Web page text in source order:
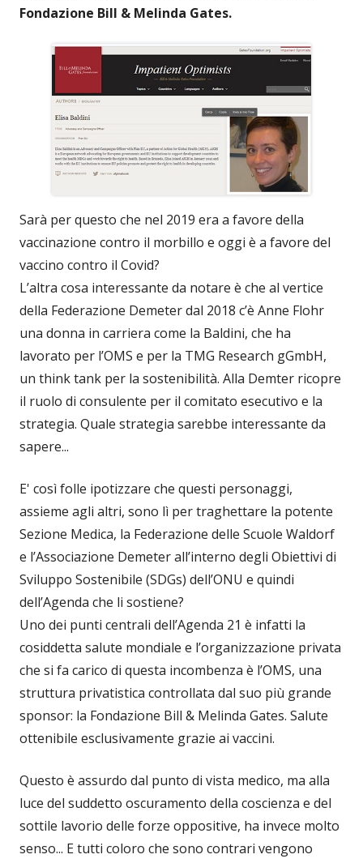
Fondazione Bill & Melinda Gates.
Sarà per questo che nel 2019 era a favore della
vaccinazione contro il morbillo e oggi è a favore del
vaccino contro il Covid?
L’altra cosa interessante da notare è che al vertice
della Federazione Demeter dal 2018 c’è Anne Flohr
una donna in carriera come la Baldini, che ha
lavorato per l’OMS e per la TMG Research gGmbH,
un think tank per la sostenibilità. Alla Demter ricopre
il ruolo di consulente per il comitato esecutivo e la
strategia. Quale strategia sarebbe interessante da
sapere...
E' così folle ipotizzare che questi personaggi,
assieme agli altri, sono lì per traghettare la potente
Sezione Medica, la Federazione delle Scuole Waldorf
e l’Associazione Demeter all’interno degli Obiettivi di
Sviluppo Sostenibile (SDGs) dell’ONU e quindi
dell’Agenda che li sostiene?
Uno dei punti centrali dell’Agenda 21 è infatti la
cosiddetta salute mondiale e l’organizzazione privata
che si fa carico di questa incombenza è l’OMS, una
struttura privatistica controllata dal suo più grande
sponsor: la Fondazione Bill & Melinda Gates. Salute
ottenibile esclusivamente grazie ai vaccini.
Questo è assurdo dal punto di vista medico, ma alla
luce del suddetto oscuramento della coscienza e del
sottile lavorio delle forze oppositive, ha invece molto
senso... E tutti coloro che sono contrari vengono